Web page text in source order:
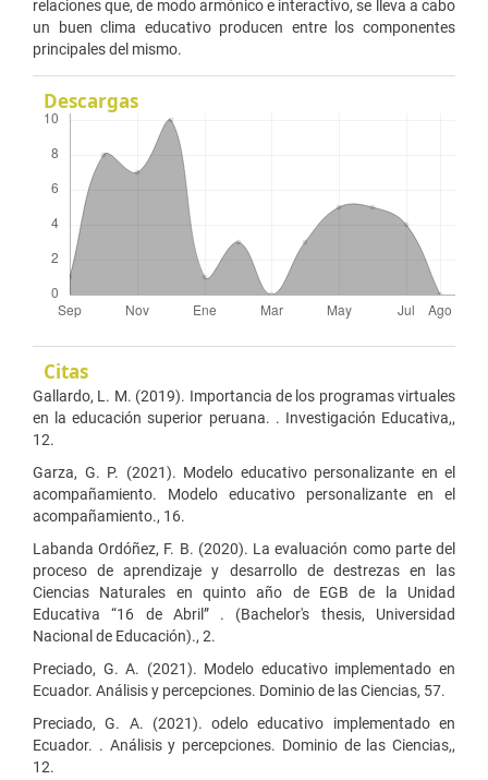
relaciones que, de modo armónico e interactivo, se lleva a cabo
un buen clima educativo producen entre los componentes
principales del mismo.
Descargas
Citas
Gallardo, L. M. (2019). Importancia de los programas virtuales
en la educación superior peruana. . Investigación Educativa,,
12.
Garza, G. P. (2021). Modelo educativo personalizante en el
acompañamiento. Modelo educativo personalizante en el
acompañamiento., 16.
Labanda Ordóñez, F. B. (2020). La evaluación como parte del
proceso de aprendizaje y desarrollo de destrezas en las
Ciencias Naturales en quinto año de EGB de la Unidad
Educativa “16 de Abril” . (Bachelor's thesis, Universidad
Nacional de Educación)., 2.
Preciado, G. A. (2021). Modelo educativo implementado en
Ecuador. Análisis y percepciones. Dominio de las Ciencias, 57.
Preciado, G. A. (2021). odelo educativo implementado en
Ecuador. . Análisis y percepciones. Dominio de las Ciencias,,
12.